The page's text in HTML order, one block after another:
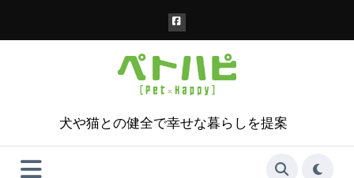
犬や猫との健全で幸せな暮らしを提案